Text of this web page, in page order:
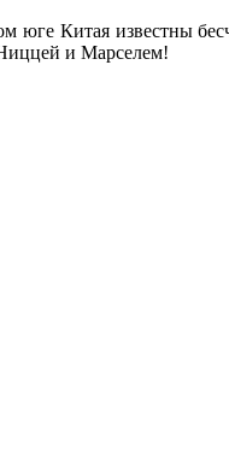
юге Китая известны
и Марселем!